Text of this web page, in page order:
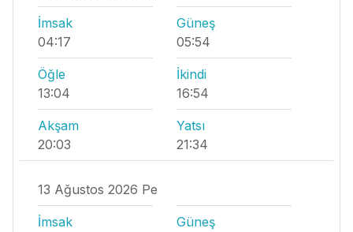
İmsak
04:17
Güneş
05:54
Öğle
13:04
İkindi
16:54
Akşam
20:03
Yatsı
21:34
13 Ağustos 2026 Pe
İmsak
Güneş